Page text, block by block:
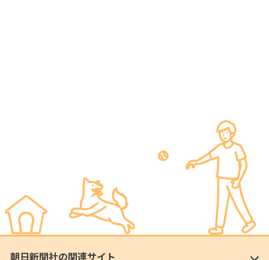
朝日新聞社の関連サイト